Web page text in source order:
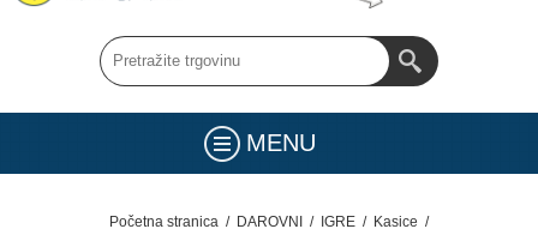
MENU
Početna stranica / DAROVNI / IGRE / Kasice /